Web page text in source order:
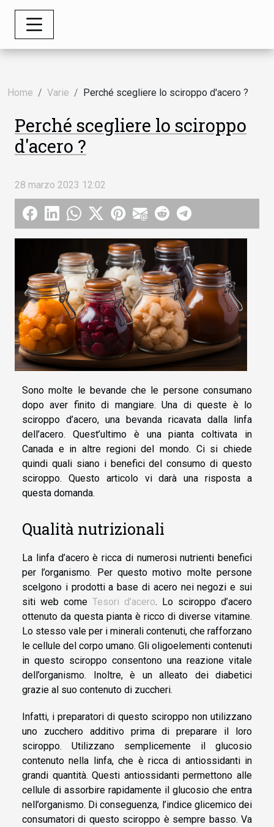
Home Varie Perché scegliere lo sciroppo d'acero ?
Perché scegliere lo sciroppo
d'acero ?
28 marzo 2023 12:02
Sono molte le bevande che le persone consumano
dopo aver finito di mangiare. Una di queste è lo
sciroppo d’acero, una bevanda ricavata dalla linfa
dell’acero. Quest’ultimo è una pianta coltivata in
Canada e in altre regioni del mondo. Ci si chiede
quindi quali siano i benefici del consumo di questo
sciroppo. Questo articolo vi darà una risposta a
questa domanda.
Qualità nutrizionali
La linfa d’acero è ricca di numerosi nutrienti benefici
per l’organismo. Per questo motivo molte persone
scelgono i prodotti a base di acero nei negozi e sui
siti web come Tesori d’acero. Lo sciroppo d’acero
ottenuto da questa pianta è ricco di diverse vitamine.
Lo stesso vale per i minerali contenuti, che rafforzano
le cellule del corpo umano. Gli oligoelementi contenuti
in questo sciroppo consentono una reazione vitale
dell’organismo. Inoltre, è un alleato dei diabetici
grazie al suo contenuto di zuccheri.
Infatti, i preparatori di questo sciroppo non utilizzano
uno zucchero additivo prima di preparare il loro
sciroppo. Utilizzano semplicemente il glucosio
contenuto nella linfa, che è ricca di antiossidanti in
grandi quantità. Questi antiossidanti permettono alle
cellule di assorbire rapidamente il glucosio che entra
nell’organismo. Di conseguenza, l’indice glicemico dei
consumatori di questo sciroppo è sempre basso. Va